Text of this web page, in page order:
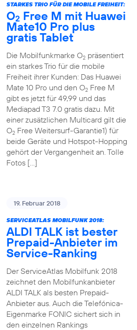
STARKES TRIO FÜR DIE MOBILE FREIHEIT:
O2 Free M mit Huawei
Mate10 Pro plus
gratis Tablet
Die Mobilfunkmarke O2präsentiert
ein starkes Trio für die mobile
Freiheit ihrer Kunden: Das Huawei
Mate 10 Pro und den O2Free M
gibt es jetzt für 49,99 und das
Mediapad T3 7.0 gratis dazu. Mit
einer zusätzlichen Multicard gilt die
O2Free Weitersurf-Garantie1) für
beide Geräte und Hotspot-Hopping
gehört der Vergangenheit an. Tolle
Fotos […]
19. Februar 2018
SERVICEATLAS MOBILFUNK 2018:
ALDI TALK ist bester
Prepaid-Anbieter im
Service-Ranking
Der ServiceAtlas Mobilfunk 2018
zeichnet den Mobilfunkanbieter
ALDI TALK als besten Prepaid-
Anbieter aus. Auch die Telefónica-
Eigenmarke FONIC sichert sich in
den einzelnen Rankings